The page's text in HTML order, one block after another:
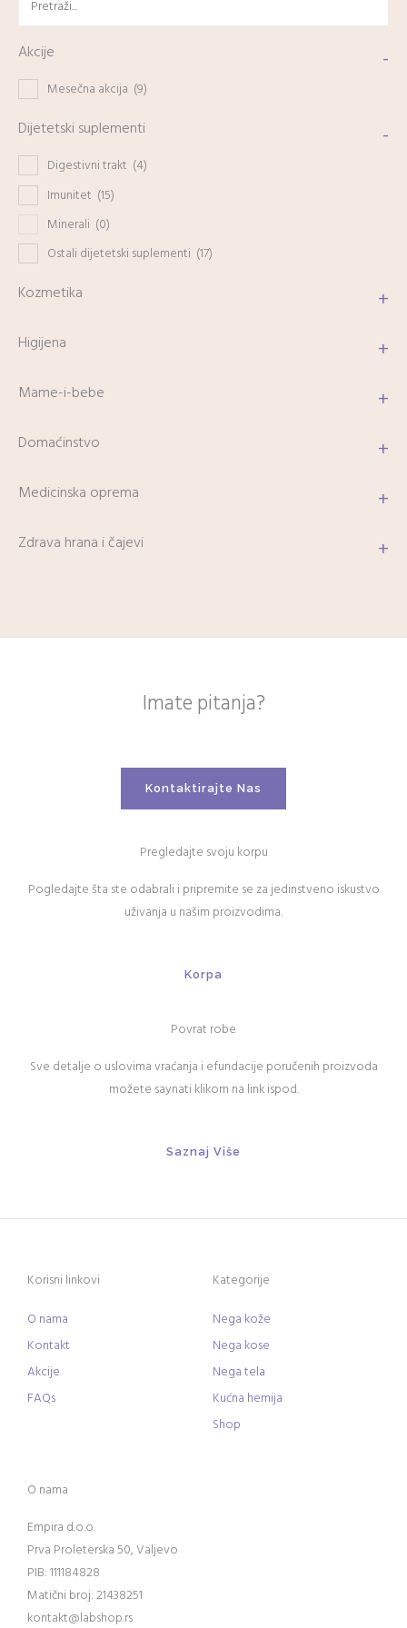
Akcije -
Mesečna akcija (9)
Dijetetski suplementi -
Digestivni trakt (4)
Imunitet (15)
Minerali (0)
Ostali dijetetski suplementi (17)
Kozmetika +
Higijena +
Mame-i-bebe +
Domaćinstvo +
Medicinska oprema +
Zdrava hrana i čajevi +
Imate pitanja?
Kontaktirajte Nas
Pregledajte svoju korpu
Pogledajte šta ste odabrali i pripremite se za jedinstveno iskustvo
uživanja u našim proizvodima.
Korpa
Povrat robe
Sve detalje o uslovima vraćanja i efundacije poručenih proizvoda
možete saynati klikom na link ispod.
Saznaj Više
Korisni linkovi
O nama
Kontakt
Akcije
FAQs
Kategorije
Nega kože
Nega kose
Nega tela
Kućna hemija
Shop
O nama
Empira d.o.o.
Prva Proleterska 50, Valjevo
PIB: 111184828
Matični broj: 21438251
kontakt@labshop.rs